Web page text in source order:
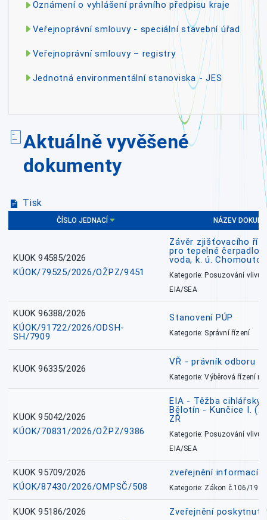
Oznámení o vyhlášení právního předpisu kraje
Veřejnoprávní smlouvy - speciální stavební úřad
Veřejnoprávní smlouvy – registry
Jednotná environmentální stanoviska - JES
Aktuálně vyvěšené
dokumenty
Tisk
ČÍSLO JEDNACÍ NÁZEV
KUOK 94585/2026
KÚOK/79525/2026/OŽPZ/9451
Závěr zjišťovacího
pro tepelné čerpadlo
voda, k. ú. Chomoutov
Kategorie: Posuzování vlivů
EIA/SEA
KUOK 96388/2026
KÚOK/91722/2026/ODSH-
SH/7909
Stanovení PÚP
Kategorie: Správní řízení
KUOK 96335/2026
VŘ - právník odboru
Kategorie: Výběrová řízení
KUOK 95042/2026
KÚOK/70831/2026/OŽPZ/9386
EIA - Těžba
Bělotín - Kunčice I.
ZŘ
Kategorie: Posuzování vlivů
EIA/SEA
KUOK 95709/2026
KÚOK/87430/2026/OMPSČ/508
zveřejnění informací
Kategorie: Zákon č.106/1999
KUOK 95186/2026
Zveřejnění